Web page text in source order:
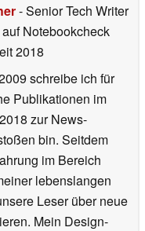
- Senior Tech Writer
Notebookcheck
2018
schreibe ich für
Publikationen im
zur News-
bin. Seitdem
im Bereich
lebenslangen
Leser über neue
Mein Design-